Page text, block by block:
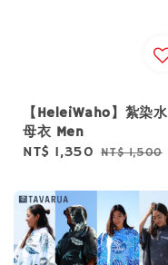
【HeleiWaho】紮染水
母衣 Men
Sale
NT$ 1,350 Regular
NT$ 1,500